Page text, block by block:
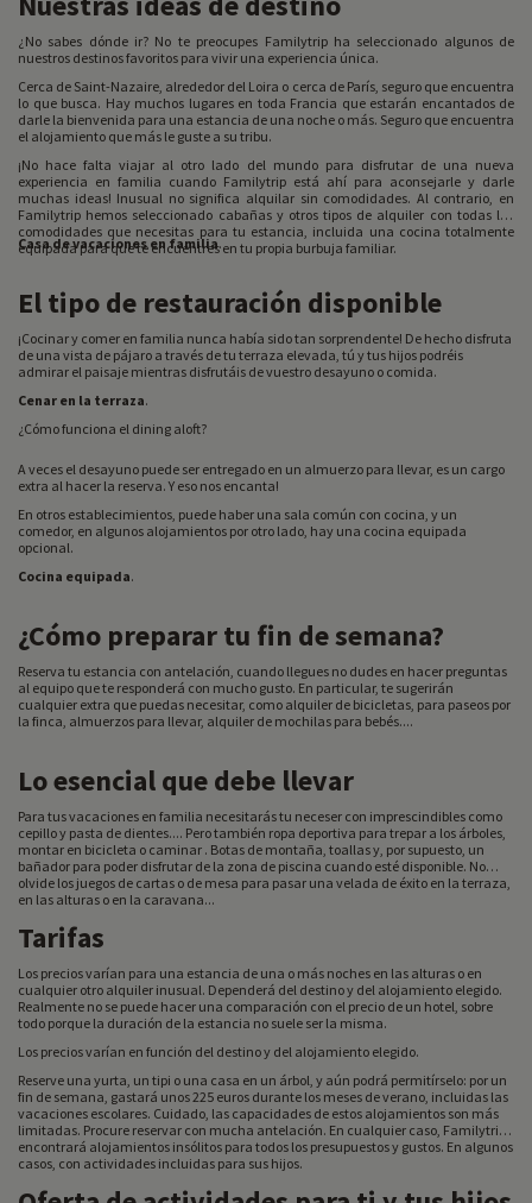
¿No sabes dónde ir? No te preocupes Familytrip ha seleccionado algunos de
nuestros destinos favoritos para vivir una experiencia única.
Cerca de Saint-Nazaire, alrededor del Loira o cerca de París, seguro que encuentra
lo que busca. Hay muchos lugares en toda Francia que estarán encantados de
darle la bienvenida para una estancia de una noche o más. Seguro que encuentra
el alojamiento que más le guste a su tribu.
¡No hace falta viajar al otro lado del mundo para disfrutar de una nueva
experiencia en familia cuando Familytrip está ahí para aconsejarle y darle
muchas ideas! Inusual no significa alquilar sin comodidades. Al contrario, en
Familytrip hemos seleccionado cabañas y otros tipos de alquiler con todas las
comodidades que necesitas para tu estancia, incluida una cocina totalmente
equipada para que te encuentres en tu propia burbuja familiar.
Casa de vacaciones en familia.
El tipo de restauración disponible
¡Cocinar y comer en familia nunca había sido tan sorprendente! De hecho disfruta
de una vista de pájaro a través de tu terraza elevada, tú y tus hijos podréis
admirar el paisaje mientras disfrutáis de vuestro desayuno o comida.
Cenar en la terraza.
¿Cómo funciona el dining aloft?
A veces el desayuno puede ser entregado en un almuerzo para llevar, es un cargo
extra al hacer la reserva. Y eso nos encanta!
En otros establecimientos, puede haber una sala común con cocina, y un
comedor, en algunos alojamientos por otro lado, hay una cocina equipada
opcional.
Cocina equipada.
¿Cómo preparar tu fin de semana?
Reserva tu estancia con antelación, cuando llegues no dudes en hacer preguntas
al equipo que te responderá con mucho gusto. En particular, te sugerirán
cualquier extra que puedas necesitar, como alquiler de bicicletas, para paseos por
la finca, almuerzos para llevar, alquiler de mochilas para bebés....
Lo esencial que debe llevar
Para tus vacaciones en familia necesitarás tu neceser con imprescindibles como
cepillo y pasta de dientes.... Pero también ropa deportiva para trepar a los árboles,
montar en bicicleta o caminar . Botas de montaña, toallas y, por supuesto, un
bañador para poder disfrutar de la zona de piscina cuando esté disponible. No
olvide los juegos de cartas o de mesa para pasar una velada de éxito en la terraza,
en las alturas o en la caravana...
Tarifas
Los precios varían para una estancia de una o más noches en las alturas o en
cualquier otro alquiler inusual. Dependerá del destino y del alojamiento elegido.
Realmente no se puede hacer una comparación con el precio de un hotel, sobre
todo porque la duración de la estancia no suele ser la misma.
Los precios varían en función del destino y del alojamiento elegido.
Reserve una yurta, un tipi o una casa en un árbol, y aún podrá permitírselo: por un
fin de semana, gastará unos 225 euros durante los meses de verano, incluidas las
vacaciones escolares. Cuidado, las capacidades de estos alojamientos son más
limitadas. Procure reservar con mucha antelación. En cualquier caso, Familytrip
encontrará alojamientos insólitos para todos los presupuestos y gustos. En algunos
casos, con actividades incluidas para sus hijos.